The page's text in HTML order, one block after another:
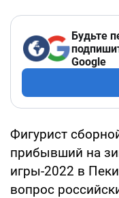
Будьте
Google
Фигурист
прибывший на
игры-2022 в
вопрос